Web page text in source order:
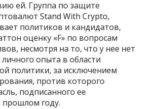
ей. Группа по защите
Stand With Crypto,
политиков и кандидатов,
оценку «F» по вопросам
несмотря на то, что у нее нет
опыта в области
политики, за исключением
против которого
подписанного ее
году.